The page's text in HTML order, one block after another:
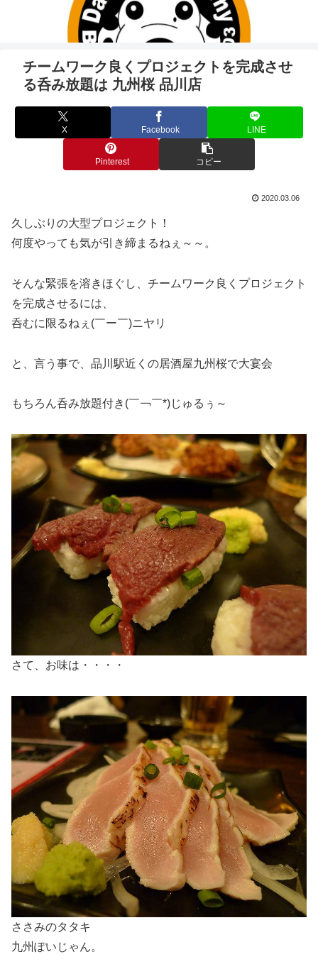
チームワーク良くプロジェクトを完成させ
る呑み放題は 九州桜 品川店
X Facebook LINE
Pinterest コピー
2020.03.06
久しぶりの大型プロジェクト！
何度やっても気が引き締まるねぇ～～。
そんな緊張を溶きほぐし、チームワーク良くプロジェクト
を完成させるには、
呑むに限るねぇ(￣ー￣)ニヤリ
と、言う事で、品川駅近くの居酒屋九州桜で大宴会
もちろん呑み放題付き(￣￢￣*)じゅるぅ～
さて、お味は・・・・
ささみのタタキ
九州ぽいじゃん。